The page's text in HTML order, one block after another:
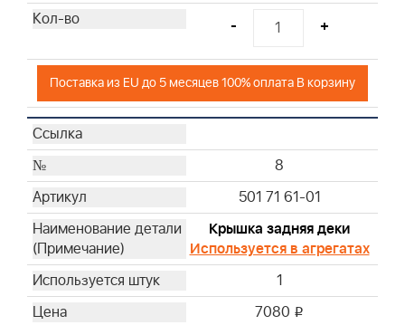
- +
Поставка из EU до 5 месяцев 100% оплата В корзину
8
501 71 61-01
Крышка задняя деки
Используется в агрегатах
1
7080 i